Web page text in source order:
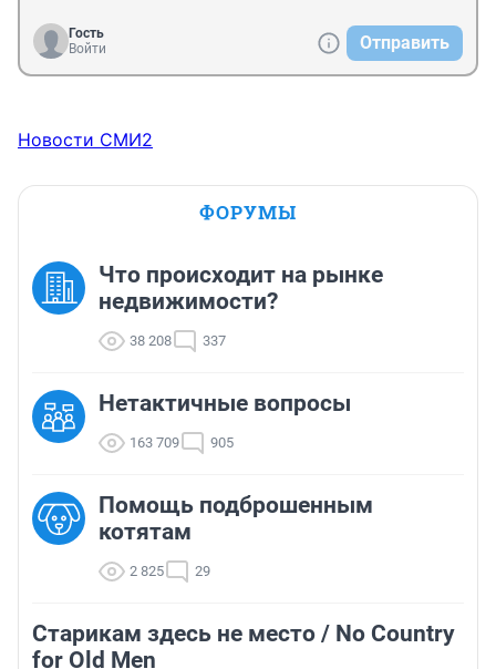
Гость
Войти
Отправить
Новости СМИ2
ФОРУМЫ
Что происходит на рынке
недвижимости?
38 208 337
Нетактичные вопросы
163 709 905
Помощь подброшенным
котятам
2 825 29
Старикам здесь не место / No Country
for Old Men